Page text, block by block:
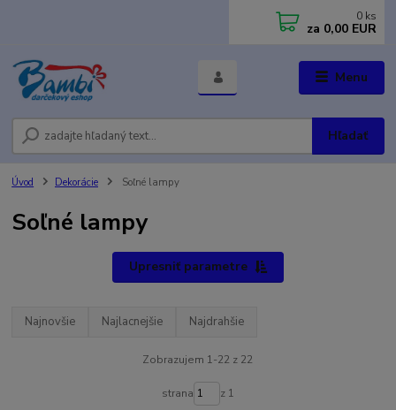
Menu
Hľadať
0 ks
za 0,00 EUR
Úvod Dekorácie Soľné lampy
Soľné lampy
Upresniť parametre
Najnovšie Najlacnejšie Najdrahšie
Zobrazujem 1-22 z 22
strana z 1